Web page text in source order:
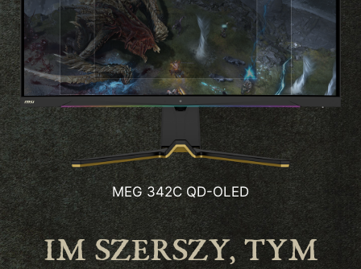
MEG 342C QD-OLED
IM SZERSZY, TYM